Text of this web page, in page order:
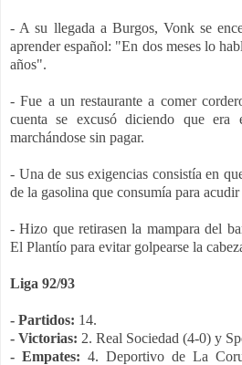
- A su llegada a Burgos, Vonk se
aprender español: "En dos meses lo
años".
- Fue a un restaurante a comer
cuenta se excusó diciendo que era
marchándose sin pagar.
- Una de sus exigencias consistía en
de la gasolina que consumía para
- Hizo que retirasen la mampara del
El Plantío para evitar golpearse la
Liga 92/93
- Partidos: 14.
- Victorias: 2. Real Sociedad (4-0) y
- Empates: 4. Deportivo de La